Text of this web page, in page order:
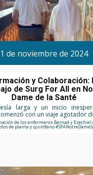
1 de noviembre de 2024
y Colaboración:
de Surg For All en
Dame de la Santé
larga y un inicio
con un viaje agotador
de los enfermeros Bernad y Ezechiel
de planta y quirófano